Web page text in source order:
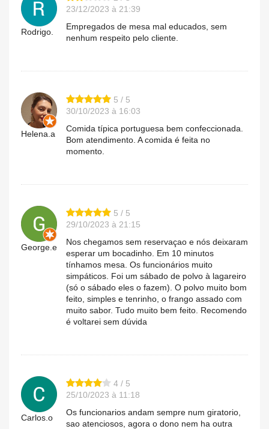
Rodrigo.
23/12/2023 à 21:39
Empregados de mesa mal educados, sem
nenhum respeito pelo cliente.
Helena.a
5 / 5
30/10/2023 à 16:03
Comida típica portuguesa bem confeccionada.
Bom atendimento. A comida é feita no
momento.
George.e
5 / 5
29/10/2023 à 21:15
Nos chegamos sem reservaçao e nós deixaram
esperar um bocadinho. Em 10 minutos
tínhamos mesa. Os funcionários muito
simpáticos. Foi um sábado de polvo à lagareiro
(só o sábado eles o fazem). O polvo muito bom
feito, simples e tenrinho, o frango assado com
muito sabor. Tudo muito bem feito. Recomendo
é voltarei sem dúvida
Carlos.o
4 / 5
25/10/2023 à 11:18
Os funcionarios andam sempre num giratorio,
sao atenciosos, agora o dono nem ha outra